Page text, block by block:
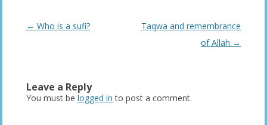
Post
← Who is a sufi?
Taqwa and remembrance
of Allah →
Leave a Reply
You must be logged in to post a comment.